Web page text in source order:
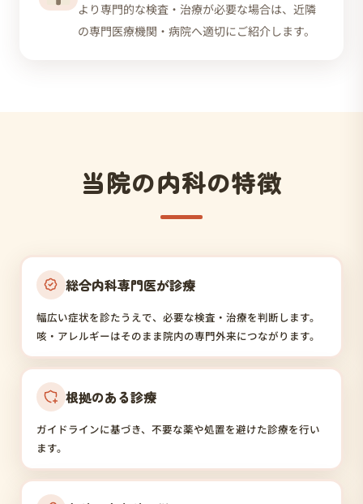
より専門的な検査・治療が必要な場合は、近隣
の専門医療機関・病院へ適切にご紹介します。
当院の内科の特徴
総合内科専門医が診療
幅広い症状を診たうえで、必要な検査・治療を判断します。
咳・アレルギーはそのまま院内の専門外来につながります。
根拠のある診療
ガイドラインに基づき、不要な薬や処置を避けた診療を行い
ます。